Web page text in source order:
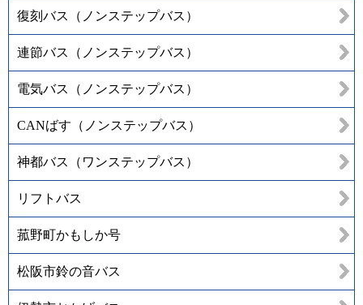
復刻バス（ノンステップバス）
連節バス（ノンステップバス）
電気バス（ノンステップバス）
CANばす（ノンステップバス）
神都バス（ワンステップバス）
リフトバス
菰野町かもしか号
松阪市鈴の音バス